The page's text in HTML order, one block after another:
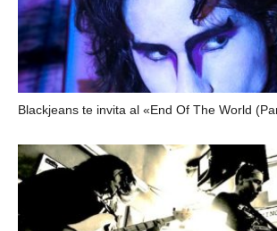
Blackjeans te invita al «End Of The World